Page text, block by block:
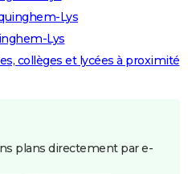
Lys
Lys
collèges et lycées à proximité
plans directement par e-